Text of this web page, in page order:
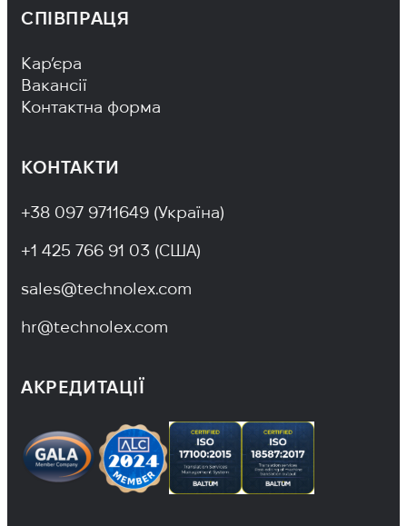
СПІВПРАЦЯ
Footer Navigation
Кар’єра
Вакансії
Контактна форма
КОНТАКТИ
+38 097 9711649 (Україна)
+1 425 766 91 03 (США)
sales@technolex.com
hr@technolex.com
АКРЕДИТАЦІЇ